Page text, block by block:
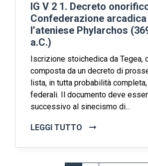
IG V 2 1. Decreto
Confederazione arcadica
l’ateniese Phylarchos
a.C.)
Iscrizione stoichedica da Tegea,
composta da un decreto di
lista, in tutta probabilità
federali. Il documento deve
successivo al sinecismo di...
LEGGI TUTTO